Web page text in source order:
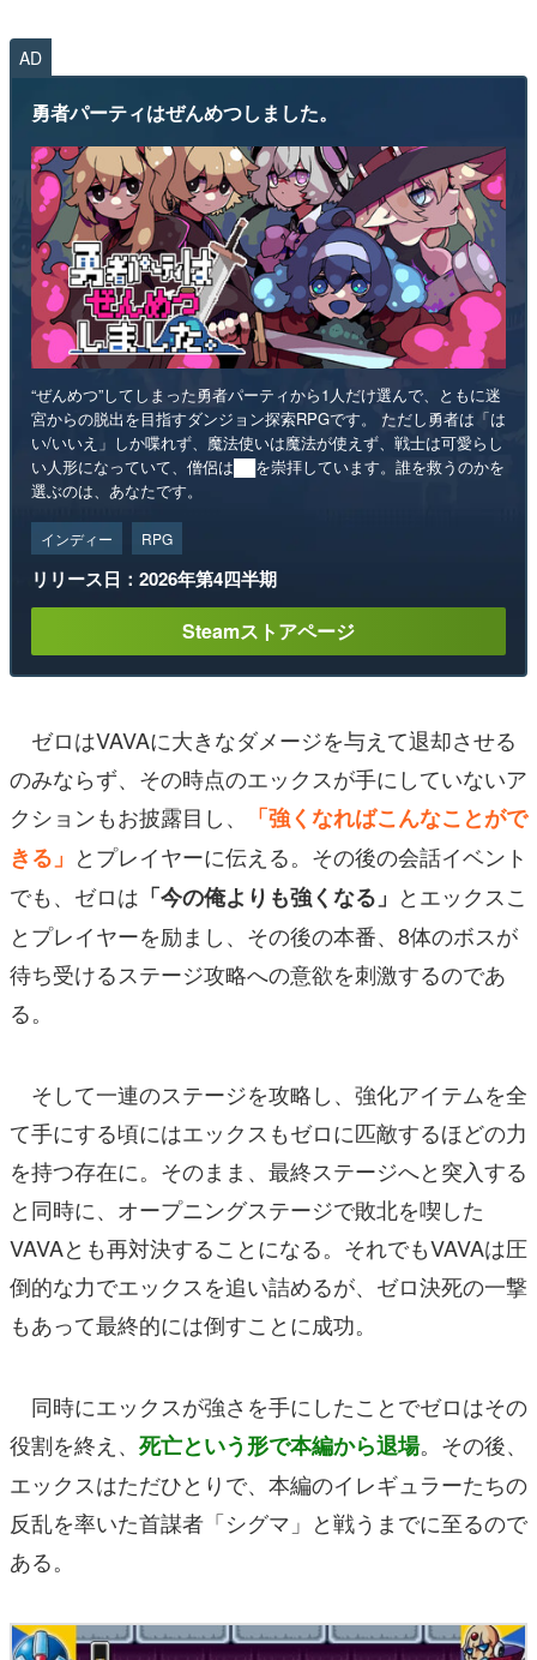
AD
勇者パーティはぜんめつしました。
“ぜんめつ”してしまった勇者パーティから1人だけ選んで、ともに迷
宮からの脱出を目指すダンジョン探索RPGです。 ただし勇者は「は
い/いいえ」しか喋れず、魔法使いは魔法が使えず、戦士は可愛らし
い人形になっていて、僧侶は██を崇拝しています。誰を救うのかを
選ぶのは、あなたです。
インディー RPG
リリース日：2026年第4四半期
Steamストアページ
ゼロはVAVAに大きなダメージを与えて退却させる
のみならず、その時点のエックスが手にしていないア
クションもお披露目し、
「強くなればこんなことがで
きる」 とプレイヤーに伝える。その後の会話イベント
でも、ゼロは 「今の俺よりも強くなる」 とエックスこ
とプレイヤーを励まし、その後の本番、8体のボスが
待ち受けるステージ攻略への意欲を刺激するのであ
る。
そして一連のステージを攻略し、強化アイテムを全
て手にする頃にはエックスもゼロに匹敵するほどの力
を持つ存在に。そのまま、最終ステージへと突入する
と同時に、オープニングステージで敗北を喫した
VAVAとも再対決することになる。それでもVAVAは圧
倒的な力でエックスを追い詰めるが、ゼロ決死の一撃
もあって最終的には倒すことに成功。
同時にエックスが強さを手にしたことでゼロはその
役割を終え、 死亡という形で本編から退場。その後、
エックスはただひとりで、本編のイレギュラーたちの
反乱を率いた首謀者「シグマ」と戦うまでに至るので
ある。